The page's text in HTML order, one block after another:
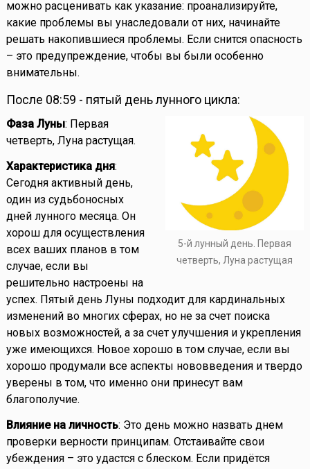
можно расценивать как указание: проанализируйте,
какие проблемы вы унаследовали от них, начинайте
решать накопившиеся проблемы. Если снится опасность
– это предупреждение, чтобы вы были особенно
внимательны.
После 08:59 - пятый день лунного цикла:
5-й лунный день. Первая
четверть, Луна растущая
Фаза Луны: Первая
четверть, Луна растущая.
Характеристика дня:
Сегодня активный день,
один из судьбоносных
дней лунного месяца. Он
хорош для осуществления
всех ваших планов в том
случае, если вы
решительно настроены на
успех. Пятый день Луны подходит для кардинальных
изменений во многих сферах, но не за счет поиска
новых возможностей, а за счет улучшения и укрепления
уже имеющихся. Новое хорошо в том случае, если вы
хорошо продумали все аспекты нововведения и твердо
уверены в том, что именно они принесут вам
благополучие.
Влияние на личность: Это день можно назвать днем
проверки верности принципам. Отстаивайте свои
убеждения – это удастся с блеском. Если придётся